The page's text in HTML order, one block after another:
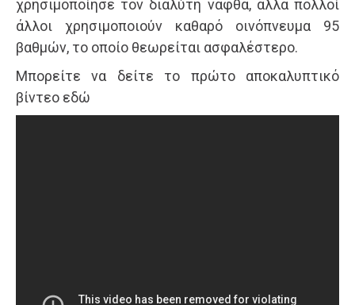
χρησιμοποίησε τον διαλύτη νάφθα, αλλά πολλοί
άλλοι χρησιμοποιούν καθαρό οινόπνευμα 95
βαθμών, το οποίο θεωρείται ασφαλέστερο.
Μπορείτε να δείτε το πρώτο αποκαλυπτικό
βίντεο εδώ